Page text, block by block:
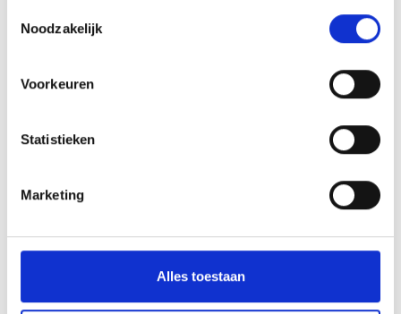
Noodzakelijk
Voorkeuren
Statistieken
Marketing
Alles toestaan
Telefoonnummer
Wie ben je?
Sales
Waar kunnen wij je mee helpen?